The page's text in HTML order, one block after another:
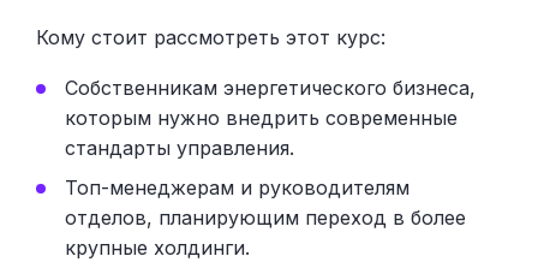
Кому стоит рассмотреть этот курс:
Собственникам энергетического бизнеса,
которым нужно внедрить современные
стандарты управления.
Топ-менеджерам и руководителям
отделов, планирующим переход в более
крупные холдинги.